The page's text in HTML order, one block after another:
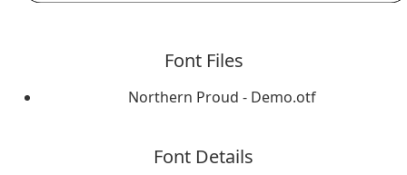
Font Files
Northern Proud - Demo.otf
Font Details